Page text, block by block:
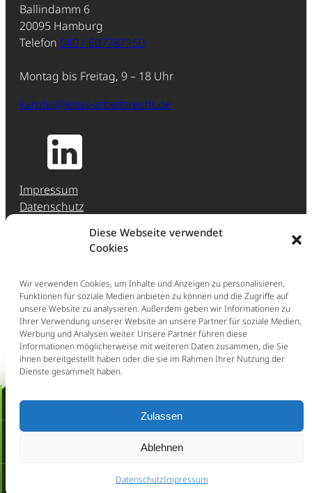
Diese Webseite verwendet
Cookies
Wir verwenden Cookies, um Inhalte und Anzeigen zu personalisieren,
Funktionen für soziale Medien anbieten zu können und die Zugriffe auf
unsere Website zu analysieren. Außerdem geben wir Informationen zu
Ihrer Verwendung unserer Website an unsere Partner für soziale Medien,
Werbung und Analysen weiter. Unsere Partner führen diese
Informationen möglicherweise mit weiteren Daten zusammen, die Sie
ihnen bereitgestellt haben oder die sie im Rahmen Ihrer Nutzung der
Dienste gesammelt haben.
Zulassen
Ablehnen
DatenschutzImpressum
Erstberatung buchen!
Kündigung / Aufhebungsvertrag
Jetzt anrufen
Ballindamm 6
20095 Hamburg
Telefon 040 / 607787150
Montag bis Freitag, 9 – 18 Uhr
kanzlei@lotus-arbeitsrecht.de
Impressum
Datenschutz
Hinweisgeber-Meldestelle (HinSchG)
Ganz einfach: Buchen Sie direkt eine Erstberatung
im persönlichen Gespräch (297,50 € inkl. Ust.).
Jetzt Erstberatung buchen
Schnellcheck: Kündigung /
Wir prüfen Ihren Fall sofort kostenfrei und melden
uns noch heute.